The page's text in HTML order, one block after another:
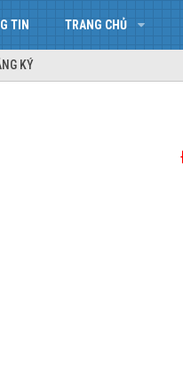
TIN TRANG CHỦ
KÝ